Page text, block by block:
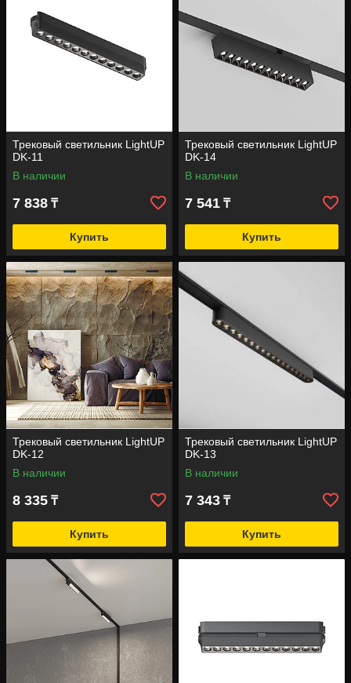
Трековый светильник LightUP
DK-11
В наличии
7 838 ₸
Купить
Трековый светильник LightUP
DK-14
В наличии
7 541 ₸
Купить
Трековый светильник LightUP
DK-12
В наличии
8 335 ₸
Купить
Трековый светильник LightUP
DK-13
В наличии
7 343 ₸
Купить